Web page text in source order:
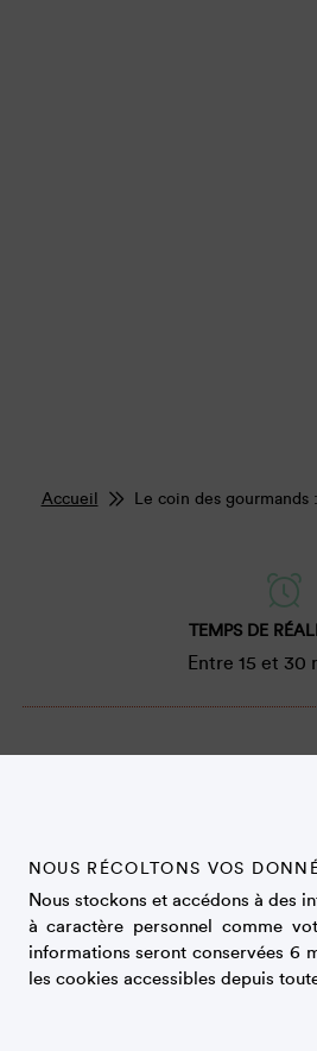
Accueil Le coin des
TEMPS DE
Entre 15 et 30
Hacher le chocolat au
Faire bouillir 25 cl de
Mettre à glacer un saladier
Y monter au fouet
NOUS RÉCOLTONS VOS
Nous stockons et accédons à des
à caractère personnel comme
informations seront conservées 6
les cookies accessibles depuis